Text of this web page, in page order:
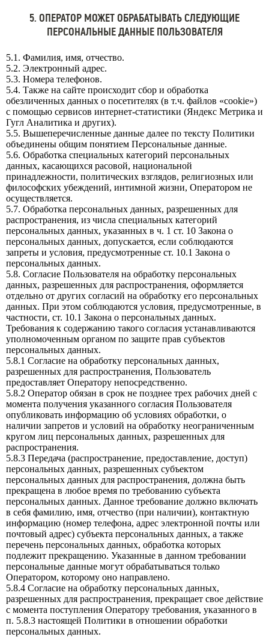
5. ОПЕРАТОР МОЖЕТ ОБРАБАТЫВАТЬ СЛЕДУЮЩИЕ
ПЕРСОНАЛЬНЫЕ ДАННЫЕ ПОЛЬЗОВАТЕЛЯ
5.1. Фамилия, имя, отчество.
5.2. Электронный адрес.
5.3. Номера телефонов.
5.4. Также на сайте происходит сбор и обработка
обезличенных данных о посетителях (в т.ч. файлов «cookie»)
с помощью сервисов интернет-статистики (Яндекс Метрика и
Гугл Аналитика и других).
5.5. Вышеперечисленные данные далее по тексту Политики
объединены общим понятием Персональные данные.
5.6. Обработка специальных категорий персональных
данных, касающихся расовой, национальной
принадлежности, политических взглядов, религиозных или
философских убеждений, интимной жизни, Оператором не
осуществляется.
5.7. Обработка персональных данных, разрешенных для
распространения, из числа специальных категорий
персональных данных, указанных в ч. 1 ст. 10 Закона о
персональных данных, допускается, если соблюдаются
запреты и условия, предусмотренные ст. 10.1 Закона о
персональных данных.
5.8. Согласие Пользователя на обработку персональных
данных, разрешенных для распространения, оформляется
отдельно от других согласий на обработку его персональных
данных. При этом соблюдаются условия, предусмотренные, в
частности, ст. 10.1 Закона о персональных данных.
Требования к содержанию такого согласия устанавливаются
уполномоченным органом по защите прав субъектов
персональных данных.
5.8.1 Согласие на обработку персональных данных,
разрешенных для распространения, Пользователь
предоставляет Оператору непосредственно.
5.8.2 Оператор обязан в срок не позднее трех рабочих дней с
момента получения указанного согласия Пользователя
опубликовать информацию об условиях обработки, о
наличии запретов и условий на обработку неограниченным
кругом лиц персональных данных, разрешенных для
распространения.
5.8.3 Передача (распространение, предоставление, доступ)
персональных данных, разрешенных субъектом
персональных данных для распространения, должна быть
прекращена в любое время по требованию субъекта
персональных данных. Данное требование должно включать
в себя фамилию, имя, отчество (при наличии), контактную
информацию (номер телефона, адрес электронной почты или
почтовый адрес) субъекта персональных данных, а также
перечень персональных данных, обработка которых
подлежит прекращению. Указанные в данном требовании
персональные данные могут обрабатываться только
Оператором, которому оно направлено.
5.8.4 Согласие на обработку персональных данных,
разрешенных для распространения, прекращает свое действие
с момента поступления Оператору требования, указанного в
п. 5.8.3 настоящей Политики в отношении обработки
персональных данных.